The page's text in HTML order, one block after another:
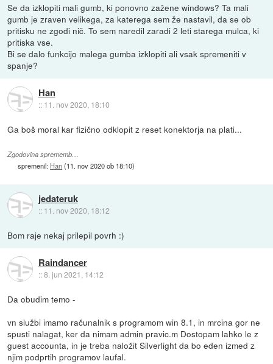
Se da izklopiti mali gumb, ki ponovno zažene windows? Ta mali
gumb je zraven velikega, za katerega sem že nastavil, da se ob
pritisku ne zgodi nič. To sem naredil zaradi 2 leti starega mulca, ki
pritiska vse.
Bi se dalo funkcijo malega gumba izklopiti ali vsak spremeniti v
spanje?
Han
:: 11. nov 2020, 18:10
Ga boš moral kar fizično odklopit z reset konektorja na plati...
Zgodovina sprememb…
spremenil: Han(11. nov 2020 ob 18:10)
jedateruk
:: 11. nov 2020, 18:12
Bom raje nekaj prilepil povrh :)
Raindancer
::8. jun 2021, 14:12
Da obudim temo -
vn službi imamo računalnik s programom win 8.1, in mrcina gor ne
spusti nalagat, ker da nimam admin pravic.m Dostopam lahko le z
guest accounta, in je treba naložit Silverlight da bo eden izmed z
njim podprtih programov laufal.